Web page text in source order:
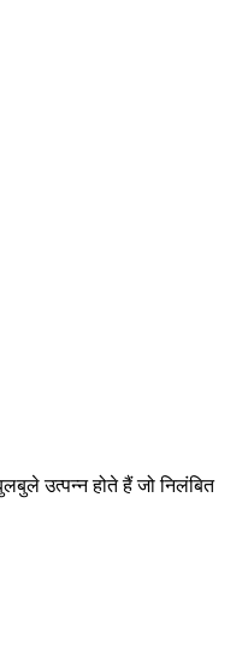
उत्पन्न होते हैं जो निलंबित